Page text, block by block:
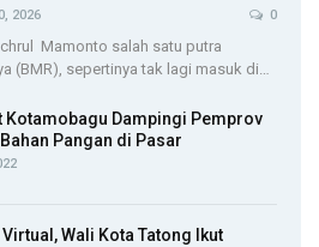
2026 0
Mamonto salah satu putra
(BMR), sepertinya tak lagi masuk di…
Kotamobagu Dampingi Pemprov
Pangan di Pasar
Wali Kota Tatong Ikut